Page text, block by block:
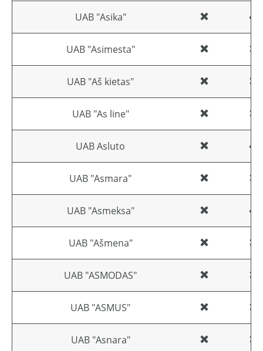
UAB "Asika"
UAB "Asimesta"
UAB "Aš kietas"
UAB "As line"
UAB Asluto
UAB "Asmara"
UAB "Asmeksa"
UAB "Ašmena"
UAB "ASMODAS"
UAB "ASMUS"
UAB "Asnara"